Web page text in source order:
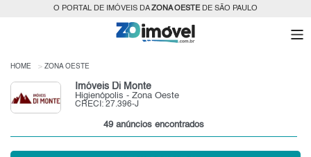
O PORTAL DE IMÓVEIS DAZONA OESTEDE SÃO PAULO
HOME ZONA OESTE
Imóveis Di Monte
Higienópolis - Zona Oeste
CRECI: 27.396-J
49 anúncios encontrados